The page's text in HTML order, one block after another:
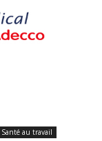
Santé au travail